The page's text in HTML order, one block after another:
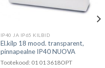
IP40 JA IP65 KILBID
El.kilp 18 mood. transparent,
pinnapealne IP40 NUOVA
Tootekood: 01 01 3618OPT